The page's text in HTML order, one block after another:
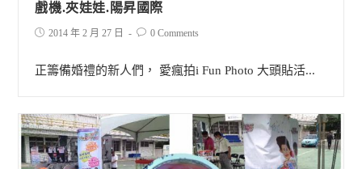
戲機.夾娃娃.陽昇國際
2014 年 2 月 27 日 0 Comments
正籌備婚禮的新人們， 愛瘋拍i Fun Photo 大頭貼活...